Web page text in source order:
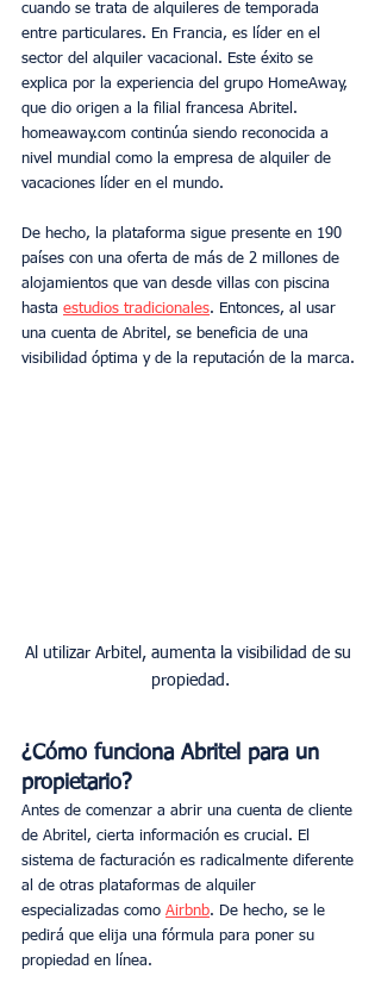
cuando se trata de alquileres de temporada
entre particulares. En Francia, es líder en el
sector del alquiler vacacional. Este éxito se
explica por la experiencia del grupo HomeAway,
que dio origen a la filial francesa Abritel.
homeaway.com continúa siendo reconocida a
nivel mundial como la empresa de alquiler de
vacaciones líder en el mundo.
De hecho, la plataforma sigue presente en 190
países con una oferta de más de 2 millones de
alojamientos que van desde villas con piscina
hasta estudios tradicionales. Entonces, al usar
una cuenta de Abritel, se beneficia de una
visibilidad óptima y de la reputación de la marca.
Al utilizar Arbitel, aumenta la visibilidad de su
propiedad.
¿Cómo funciona Abritel para un
propietario?
Antes de comenzar a abrir una cuenta de cliente
de Abritel, cierta información es crucial. El
sistema de facturación es radicalmente diferente
al de otras plataformas de alquiler
especializadas como Airbnb. De hecho, se le
pedirá que elija una fórmula para poner su
propiedad en línea.